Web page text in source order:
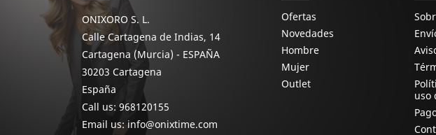
ONIXORO S. L.
Calle Cartagena de Indias, 14
Cartagena (Murcia) - ESPAÑA
30203 Cartagena
España
Call us: 968120155
Email us: info@onixtime.com
Ofertas
Novedades
Hombre
Mujer
Outlet
uso